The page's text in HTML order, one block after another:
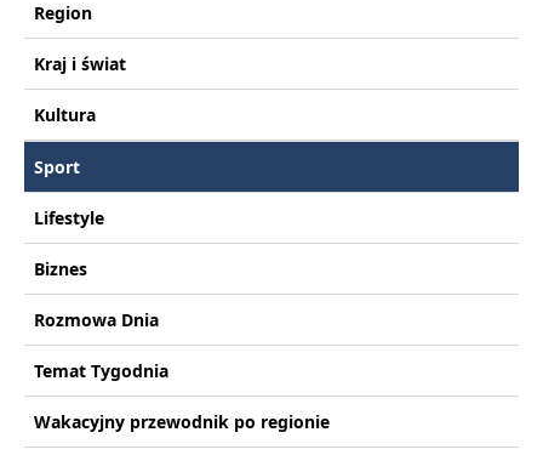
Region
Kraj i świat
Kultura
Sport
Lifestyle
Biznes
Rozmowa Dnia
Temat Tygodnia
Wakacyjny przewodnik po regionie